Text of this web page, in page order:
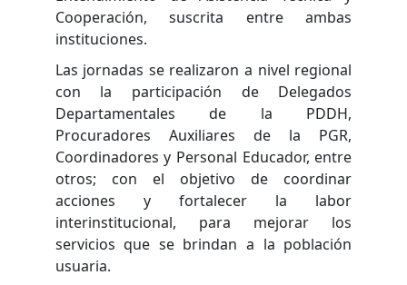
Cooperación, suscrita entre ambas
instituciones.
Las jornadas se realizaron a nivel regional
con la participación de Delegados
Departamentales de la PDDH,
Procuradores Auxiliares de la PGR,
Coordinadores y Personal Educador, entre
otros; con el objetivo de coordinar
acciones y fortalecer la labor
interinstitucional, para mejorar los
servicios que se brindan a la población
usuaria.